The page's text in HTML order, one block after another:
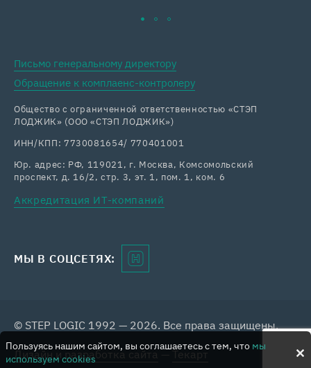
Письмо генеральному директору
Обращение к комплаенс-контролеру
Общество с ограниченной ответственностью «СТЭП
ЛОДЖИК» (ООО «СТЭП ЛОДЖИК»)
ИНН/КПП: 7730081654/ 770401001
Юр. адрес: РФ, 119021, г. Москва, Комсомольский
проспект, д. 16/2, стр. 3, эт. 1, пом. 1, ком. 6
Аккредитация ИТ-компаний
МЫ В СОЦСЕТЯХ:
© STEP LOGIC 1992 — 2026. Все права защищены.
Дизайниразработка сайта — Текарт
Пользуясь нашим сайтом, вы соглашаетесь с тем, что мы
используем cookies